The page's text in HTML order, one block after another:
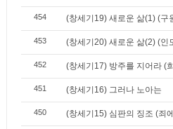
454 (창세기19) 새로운 삶(1) (구
453 (창세기20) 새로운 삶(2) (인
452 (창세기17) 방주를 지어라 (
451 (창세기16) 그러나 노아는
450 (창세기15) 심판의 징조 (죄